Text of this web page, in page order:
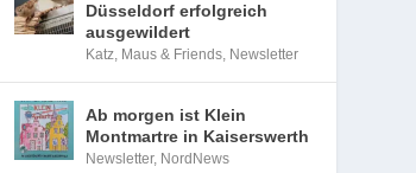
Düsseldorf erfolgreich
ausgewildert
Katz, Maus & Friends, Newsletter
Ab morgen ist Klein
Montmartre in Kaiserswerth
Newsletter, NordNews